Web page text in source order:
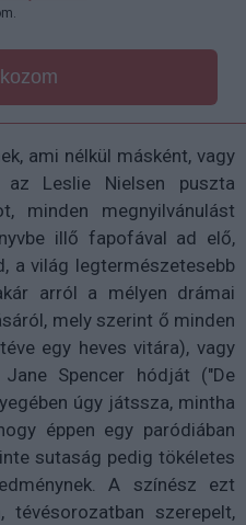
ami nélkül másként, vagy
az Leslie Nielsen puszta
minden megnyilvánulást
illő fapofával ad elő,
a világ legtermészetesebb
arról a mélyen drámai
mely szerint ő minden
egy heves vitára), vagy
Spencer hódját ("De
úgy játssza, mintha
éppen egy paródiában
sutaság pedig tökéletes
A színész ezt
szerepelt,